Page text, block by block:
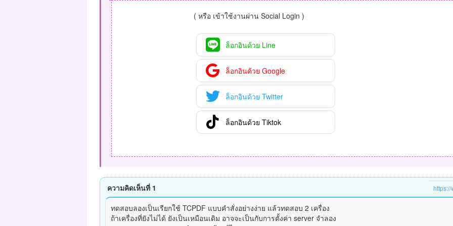
( หรือ เข้าใช้งานผ่าน Social Login )
ล็อกอินด้วย Line
ล็อกอินด้วย Google
ล็อกอินด้วย Twitter
ล็อกอินด้วย Tiktok
ความคิดเห็นที่ 1
ทดสอบลองเป็นเรียกใช้ TCPDF แบบคำสั่งอย่างง่าย แล้วทดสอบ 2 เครื่อง
ถ้าเครื่องที่ยังไม่ได้ ยังเป็นเหมือนเดิม อาจจะเป็นกับการตั้งค่า server จำลอง